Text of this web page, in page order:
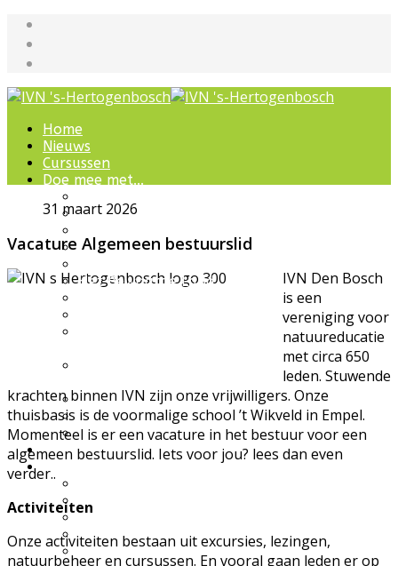
Home
Nieuws
Cursussen
Doe mee met...
IVN natuurcursussen
Landschapsbeheer
Het Bewaarde Land
UWES wandelingen
Natuurfilmpje kijken
IVN activiteitenfolder
Natuurgebieden
Vereniging
Werkgroepen
Lid of Donateur worden?
Nieuwsflits nieuwsbrief
Den Boschrietsangher
31 maart 2026
Vacature Algemeen bestuurslid
IVN Den Bosch
is een
vereniging voor
natuureducatie
met circa 650
leden. Stuwende
krachten binnen IVN zijn onze vrijwilligers. Onze
thuisbasis is de voormalige school ’t Wikveld in Empel.
Momenteel is er een vacature in het bestuur voor een
algemeen bestuurslid. Iets voor jou? lees dan even
verder..
Activiteiten
Onze activiteiten bestaan uit excursies, lezingen,
natuurbeheer en cursussen. En vooral gaan leden er op